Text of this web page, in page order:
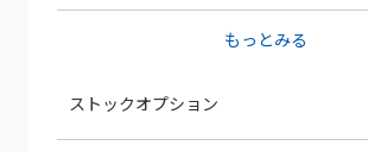
もっとみる
ストックオプション